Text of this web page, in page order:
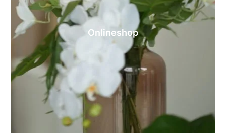
Onlineshop